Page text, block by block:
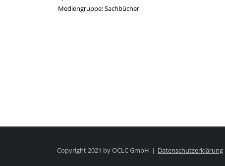
Mediengruppe:Sachbücher
Copyright 2021 by OCLC GmbH Datenschutzerklärung